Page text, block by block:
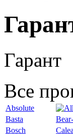
Гарант
Все
Absolute
Basta
Bosch